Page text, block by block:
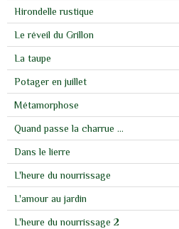
Hirondelle rustique
Le réveil du Grillon
La taupe
Potager en juillet
Métamorphose
Quand passe la charrue ...
Dans le lierre
L'heure du nourrissage
L'amour au jardin
L'heure du nourrissage 2